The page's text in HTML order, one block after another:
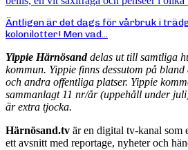
Äntligen är det dags för vårbruk i
kolonilotter! Men vad...
Yippie Härnösanddelas ut till samtliga
kommun. Yippie finns dessutom på
och andra offentliga platser. Yippie
sammanlagt 11 nr/år (uppehåll under
är extra tjocka.
Härnösand.tv är en digital tv-kanal som
ett avsnitt med reportage, nyheter och